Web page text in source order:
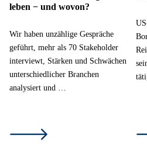
leben − und wovon?
Wir haben unzählige Gespräche
geführt, mehr als 70 Stakeholder
interviewt, Stärken und Schwächen
unterschiedlicher Branchen
analysiert und …